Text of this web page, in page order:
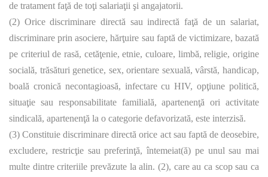
de tratament faţă de toţi salariaţii şi angajatorii.
(2) Orice discriminare directă sau indirectă faţă de un salariat,
discriminare prin asociere, hărţuire sau faptă de victimizare, bazată
pe criteriul de rasă, cetăţenie, etnie, culoare, limbă, religie, origine
socială, trăsături genetice, sex, orientare sexuală, vârstă, handicap,
boală cronică necontagioasă, infectare cu HIV, opţiune politică,
situaţie sau responsabilitate familială, apartenenţă ori activitate
sindicală, apartenenţă la o categorie defavorizată, este interzisă.
(3) Constituie discriminare directă orice act sau faptă de deosebire,
excludere, restricţie sau preferinţă, întemeiat(ă) pe unul sau mai
multe dintre criteriile prevăzute la alin. (2), care au ca scop sau ca